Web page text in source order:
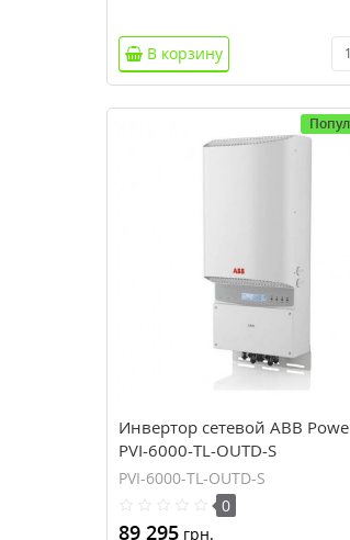
В корзину
Инвертор сетевой ABB
PVI-6000-TL-OUTD-S
PVI-6000-TL-OUTD-S
0
89 295 грн.